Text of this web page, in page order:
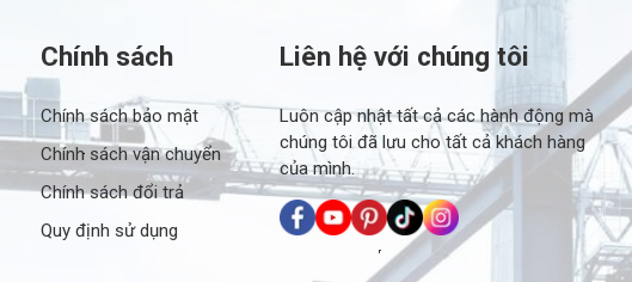
Chính sách
Chính sách bảo mật
Chính sách vận chuyển
Chính sách đổi trả
Quy định sử dụng
Liên hệ với chúng tôi
Luôn cập nhật tất cả các hành động mà
chúng tôi đã lưu cho tất cả khách hàng
của mình.